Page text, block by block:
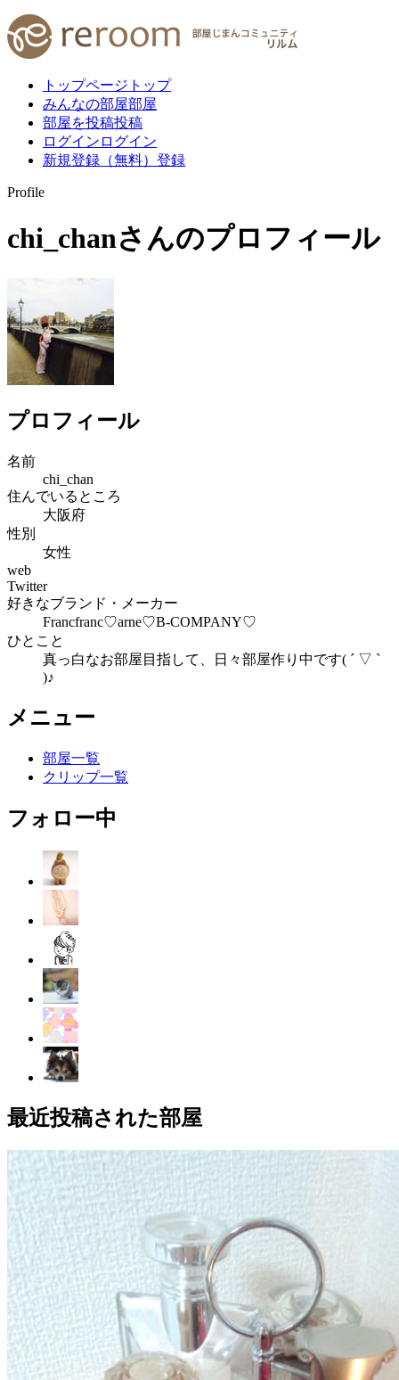
トップページ トップ
みんなの部屋部屋
部屋を投稿投稿
ログイン ログイン
新規登録（無料） 登録
Profile
chi_chanさんのプロフィール
プロフィール
名前
chi_chan
住んでいるところ
大阪府
性別
女性
web
Twitter
好きなブランド・メーカー
Francfranc♡arne♡B-COMPANY♡
ひとこと
真っ白なお部屋目指して、日々部屋作り中です( ´ ▽ `
)♪
メニュー
部屋一覧
クリップ一覧
フォロー中
最近投稿された部屋